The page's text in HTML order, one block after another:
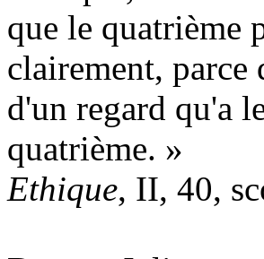
que le quatrième
clairement, parce
d'un regard qu'a
quatrième. »
Ethique, II, 40,